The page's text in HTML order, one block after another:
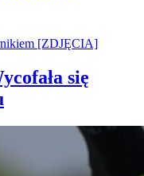
się